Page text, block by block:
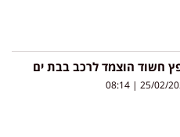
חשוד הוצמד לרכב בבת ים
25/02/